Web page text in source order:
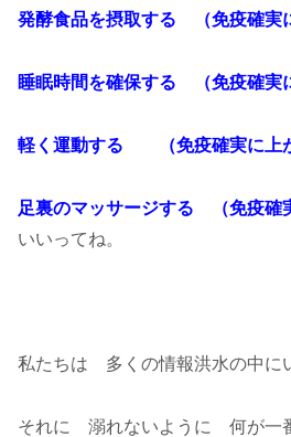
発酵食品を摂取する （免疫確実
睡眠時間を確保する （免疫確実
軽く運動する （免疫確実に上が
足裏のマッサージする （免疫確
いいってね。
私たちは 多くの情報洪水の中に
それに 溺れないように 何が一